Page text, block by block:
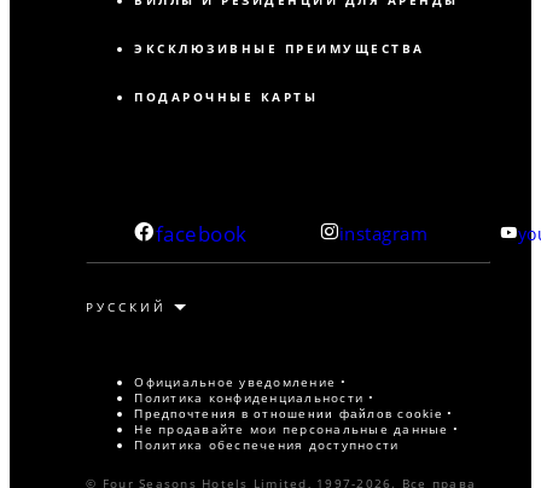
ЭКСКЛЮЗИВНЫЕ ПРЕИМУЩЕСТВА
ПОДАРОЧНЫЕ КАРТЫ
facebook instagram
Официальное уведомление
Политика конфиденциальности
Предпочтения в отношении файлов cookie
Не продавайте мои персональные данные
Политика обеспечения доступности
© Four Seasons Hotels Limited, 1997-2026. Все права